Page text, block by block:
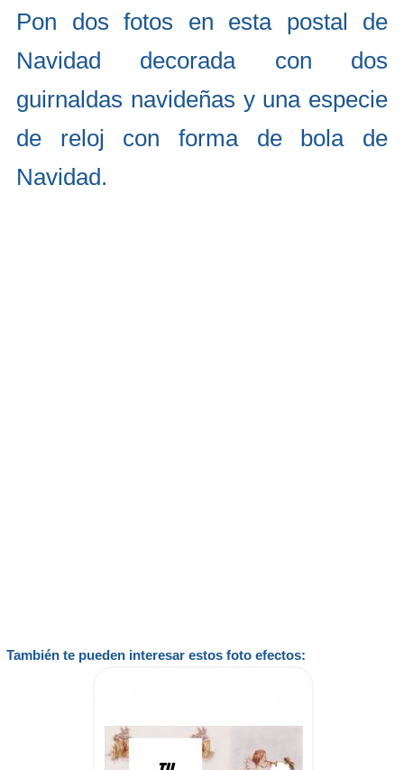
Pon dos fotos en esta postal de
Navidad decorada con dos
guirnaldas navideñas y una especie
de reloj con forma de bola de
Navidad.
También te pueden interesar estos foto efectos: